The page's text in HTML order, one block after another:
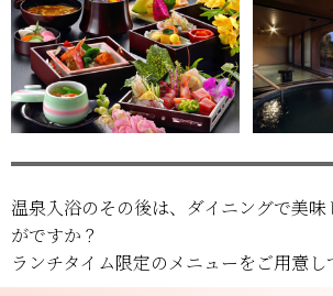
温泉入浴のその後は、ダイニングで美
がですか？
ランチタイム限定のメニューをご用意し